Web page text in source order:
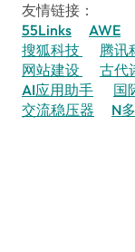
友情链接：
55Links
AWE
搜狐科技
腾讯
网站建设
古代
AI应用助手
国
交流稳压器
N